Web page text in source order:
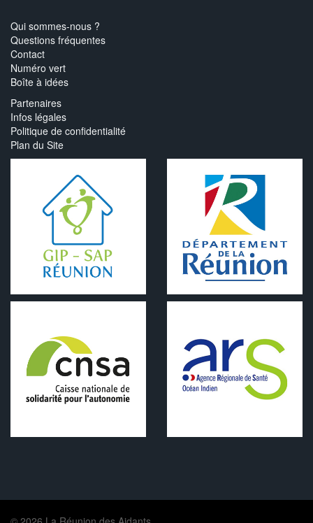
Qui sommes-nous ?
Questions fréquentes
Contact
Numéro vert
Boîte à idées
Partenaires
Infos légales
Politique de confidentialité
Plan du Site